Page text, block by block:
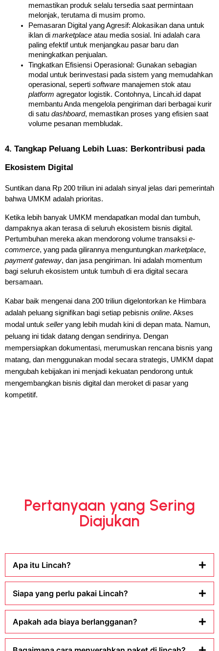
memastikan produk selalu tersedia saat permintaan
melonjak, terutama di musim promo.
Pemasaran Digital yang Agresif: Alokasikan dana untuk
iklan di marketplace atau media sosial. Ini adalah cara
paling efektif untuk menjangkau pasar baru dan
meningkatkan penjualan.
Tingkatkan Efisiensi Operasional: Gunakan sebagian
modal untuk berinvestasi pada sistem yang memudahkan
operasional, seperti software
platform agregator logistik. Contohnya, Lincah.id dapat
membantu Anda mengelola pengiriman dari berbagai kurir
di satu dashboard, memastikan proses yang efisien saat
volume pesanan membludak.
4. Tangkap Peluang Lebih Luas: Berkontribusi pada
Ekosistem Digital
Suntikan dana Rp 200 triliun ini adalah sinyal jelas dari pemerintah
bahwa UMKM adalah prioritas.
Ketika lebih banyak UMKM mendapatkan modal dan tumbuh,
dampaknya akan terasa di seluruh ekosistem bisnis digital.
Pertumbuhan mereka akan mendorong volume transaksi e-
commerce, yang pada gilirannya menguntungkan marketplace
payment gateway, dan jasa pengiriman. Ini adalah momentum
bagi seluruh ekosistem untuk tumbuh di era digital secara
bersamaan.
Kabar baik mengenai dana 200 triliun digelontorkan ke Himbara
adalah peluang signifikan bagi setiap pebisnis online. Akses
modal untuk seller yang lebih mudah kini di depan mata. Namun,
peluang ini tidak datang dengan sendirinya. Dengan
mempersiapkan dokumentasi, merumuskan rencana bisnis yang
matang, dan menggunakan modal secara strategis, UMKM dapat
mengubah kebijakan ini menjadi kekuatan pendorong untuk
mengembangkan bisnis digital dan meroket di pasar yang
kompetitif.
Pertanyaan yang Sering
Diajukan
Apa itu Lincah?
Siapa yang perlu pakai Lincah?
Apakah ada biaya berlangganan?